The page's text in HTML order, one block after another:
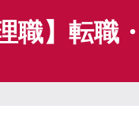
職】転職